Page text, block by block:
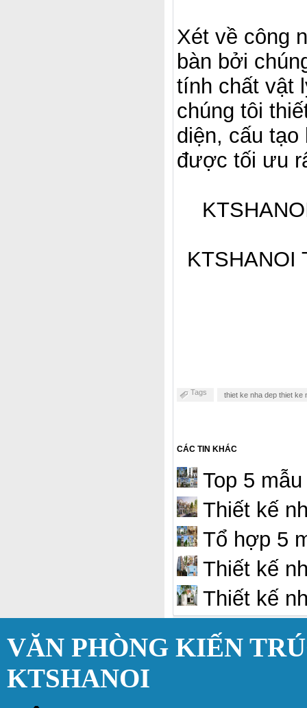
Xét về công
bàn bởi
tính chất vật
chúng tôi
diện, cấu
được tối ưu
KTSHANOI
Tags thiet ke nha dep thiet ke
CÁC TIN KHÁC
Top 5
Thiết kế
Tổ hợp 5
Thiết kế
Thiết kế
VĂN PHÒNG KIẾN
KTSHANOI